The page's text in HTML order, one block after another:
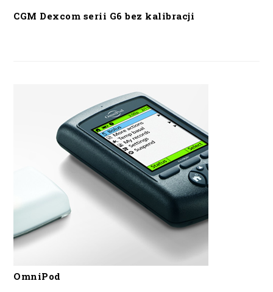
CGM Dexcom serii G6 bez kalibracji
OmniPod